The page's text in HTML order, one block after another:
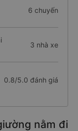
6 chuyến
3 nhà xe
0.8/5.0 đánh giá
nằm đi